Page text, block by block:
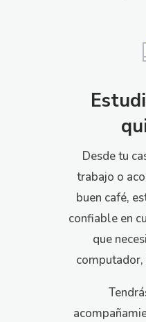
Desde tu
trabajo o
buen café,
confiable en
que